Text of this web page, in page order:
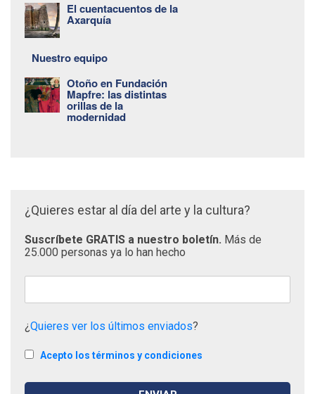
El cuentacuentos de la
Axarquía
Nuestro equipo
Otoño en Fundación
Mapfre: las distintas
orillas de la
modernidad
¿Quieres estar al día del arte y la cultura?
Suscríbete GRATIS a nuestro boletín. Más de
25.000 personas ya lo han hecho
¿Quieres ver los últimos enviados?
Acepto los términos y condiciones